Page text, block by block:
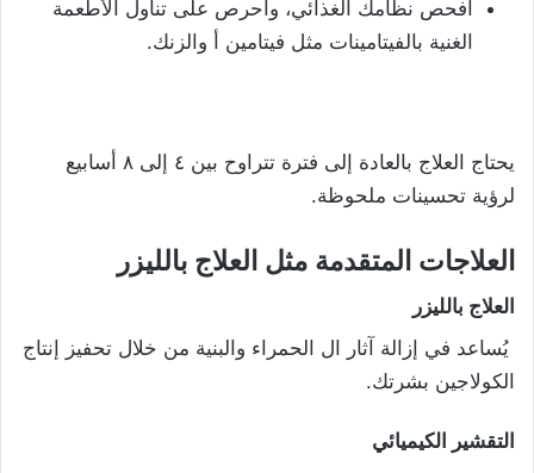
افحص نظامك الغذائي، واحرص على تناول الأطعمة
الغنية بالفيتامينات مثل فيتامين أ والزنك.
يحتاج العلاج بالعادة إلى فترة تتراوح بين ٤ إلى ٨ أسابيع
لرؤية تحسينات ملحوظة.
العلاجات المتقدمة مثل العلاج بالليزر
العلاج بالليزر
يُساعد في إزالة آثار ال الحمراء والبنية من خلال تحفيز إنتاج
الكولاجين بشرتك.
التقشير الكيميائي